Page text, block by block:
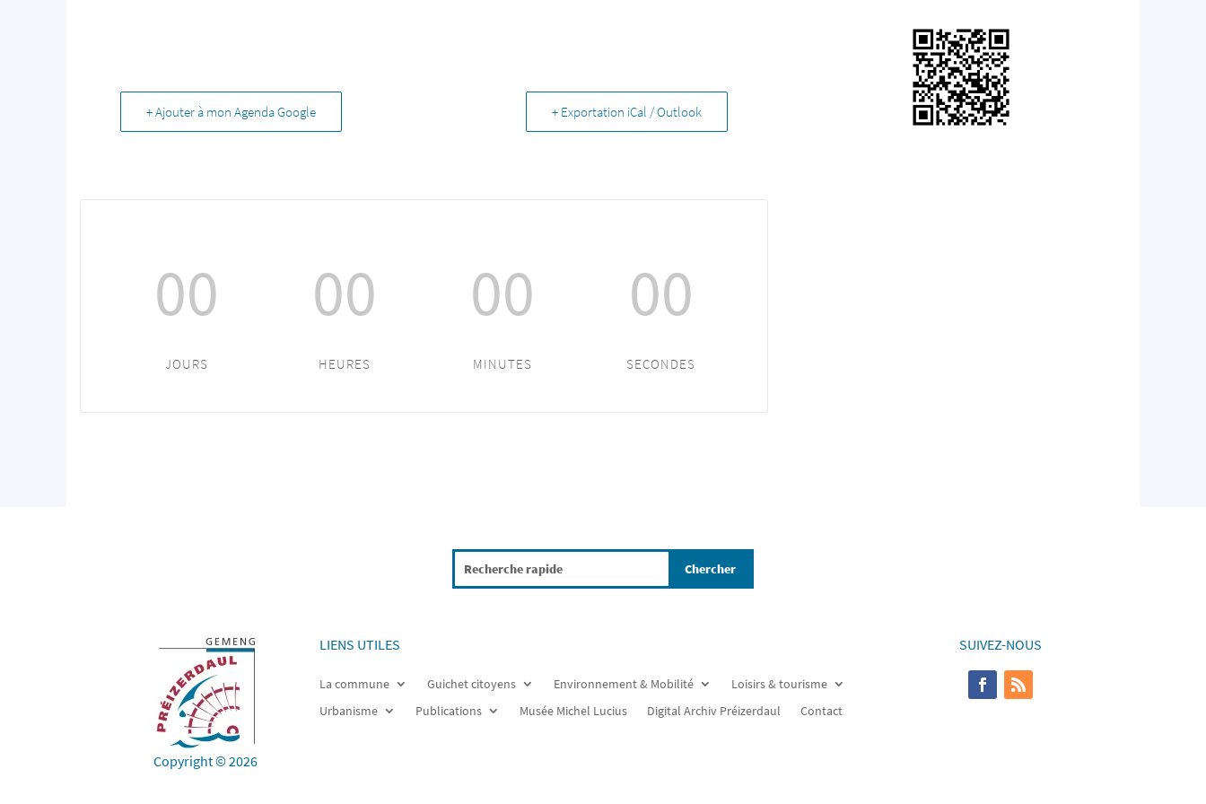
+ Ajouter à mon Agenda Google + Exportation iCal / Outlook
00
JOURS
00
HEURES
00
MINUTES
00
SECONDES
Copyright © 2026
LIENS UTILES
La commune Guichet citoyens Environnement & Mobilité
Loisirs & tourisme
Urbanisme
Publications Musée Michel Lucius Digital Archiv Préizerdaul Contact
SUIVEZ-NOUS